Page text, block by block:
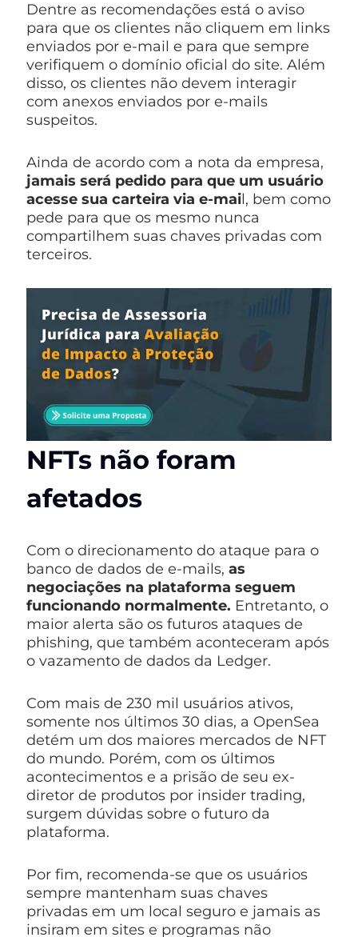
Dentre as recomendações está o aviso
para que os clientes não cliquem em links
enviados por e-mail e para que sempre
verifiquem o domínio oficial do site. Além
disso, os clientes não devem interagir
com anexos enviados por e-mails
suspeitos.
Ainda de acordo com a nota da empresa,
jamais será pedido para que um usuário
acesse sua carteira via e-mail, bem como
pede para que os mesmo nunca
compartilhem suas chaves privadas com
terceiros.
NFTs não foram
afetados
Com o direcionamento do ataque para o
banco de dados de e-mails, as
negociações na plataforma seguem
funcionando normalmente. Entretanto, o
maior alerta são os futuros ataques de
phishing, que também aconteceram após
o vazamento de dados da Ledger.
Com mais de 230 mil usuários ativos,
somente nos últimos 30 dias, a OpenSea
detém um dos maiores mercados de NFT
do mundo. Porém, com os últimos
acontecimentos e a prisão de seu ex-
diretor de produtos por insider trading,
surgem dúvidas sobre o futuro da
plataforma.
Por fim, recomenda-se que os usuários
sempre mantenham suas chaves
privadas em um local seguro e jamais as
insiram em sites e programas não